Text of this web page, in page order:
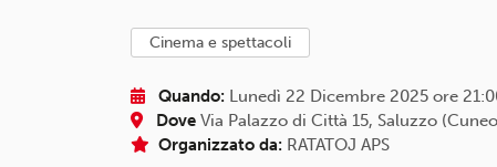
cinema e spettacoli
Quando: Lunedì 22 Dicembre 2025 ore
Dove Via Palazzo di Città 15, Saluzzo
Organizzato da: RATATOJ APS